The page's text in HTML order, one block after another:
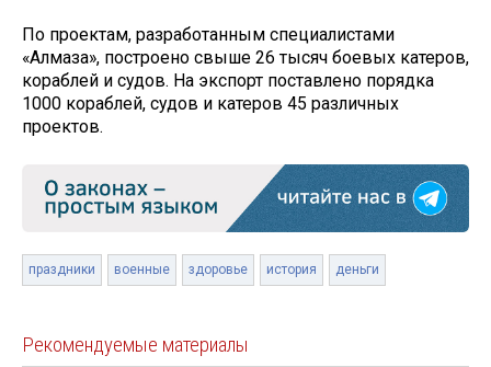
По проектам, разработанным специалистами
«Алмаза», построено свыше 26 тысяч боевых катеров,
кораблей и судов. На экспорт поставлено порядка
1000 кораблей, судов и катеров 45 различных
проектов.
праздники военные здоровье история деньги
Рекомендуемые материалы